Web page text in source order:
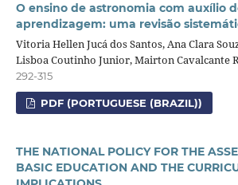
O ensino de astronomia com auxílio
aprendizagem: uma revisão
Vitoria Hellen Jucá dos Santos, Ana Clara
Lisboa Coutinho Junior, Mairton Cavalcante
292-315
PDF (PORTUGUESE (BRAZIL))
THE NATIONAL POLICY FOR THE
BASIC EDUCATION AND THE